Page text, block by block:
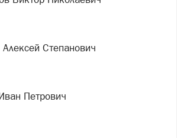
Степанович
Петрович